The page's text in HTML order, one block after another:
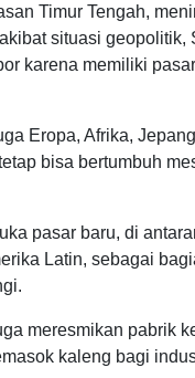
Timur Tengah,
situasi geopolitik,
karena memiliki
Eropa, Afrika,
bisa bertumbuh
pasar baru, di
Latin, sebagai
meresmikan pabrik
kaleng bagi